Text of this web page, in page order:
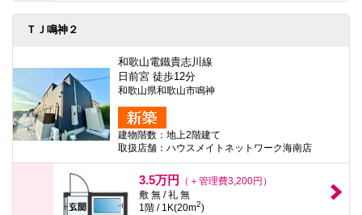
ＴＪ鳴神２
和歌山電鐵貴志川線
日前宮 徒歩12分
和歌山県和歌山市鳴神
建物階数：地上2階建て
取扱店舗：ハウスメイトネットワーク海南店
3.5万円
（＋管理費3,200円）
敷 無 / 礼 無
1階 / 1K(20m2)